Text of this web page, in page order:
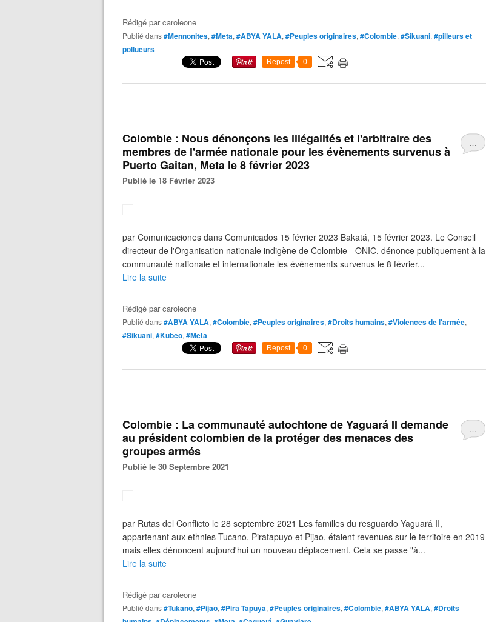
Rédigé parcaroleone
Publié dans#Mennonites, #Meta, #ABYA YALA, #Peuples originaires, #Colombie, #Sikuani, #pilleurs et
pollueurs
Repost 0
…
Colombie : Nous dénonçons les illégalités et l'arbitraire des
membres de l'armée nationale pour les évènements survenus à
Puerto Gaitan, Meta le 8 février 2023
Publié le 18 Février 2023
par Comunicaciones dans Comunicados 15 février 2023 Bakatá, 15 février 2023. Le Conseil
directeur de l'Organisation nationale indigène de Colombie - ONIC, dénonce publiquement à la
communauté nationale et internationale les événements survenus le 8 février...
Lire la suite
Rédigé parcaroleone
Publié dans#ABYA YALA, #Colombie, #Peuples originaires, #Droits humains, #Violences de l'armée,
#Sikuani, #Kubeo, #Meta
Repost 0
…
Colombie : La communauté autochtone de Yaguará II demande
au président colombien de la protéger des menaces des
groupes armés
Publié le 30 Septembre 2021
par Rutas del Conflicto le 28 septembre 2021 Les familles du resguardo Yaguará II,
appartenant aux ethnies Tucano, Piratapuyo et Pijao, étaient revenues sur le territoire en 2019
mais elles dénoncent aujourd'hui un nouveau déplacement. Cela se passe "à...
Lire la suite
Rédigé parcaroleone
Publié dans#Tukano, #Pijao, #Pira Tapuya, #Peuples originaires, #Colombie, #ABYA YALA, #Droits